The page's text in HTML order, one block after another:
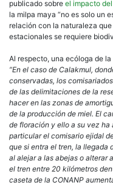
publicado sobre el impacto
la milpa maya “no es solo un
relación con la naturaleza
estacionales se requiere
Al respecto, una ecóloga de
“En el caso de Calakmul,
conservadas, los
de las delimitaciones de la
hacer en las zonas de
de la producción de miel. El
de floración y ello a su vez
particular el comisario ejidal
que si entra el tren, la llegada
al alejar a las abejas o alterar
el tren entre 20 kilómetros
caseta de la CONANP